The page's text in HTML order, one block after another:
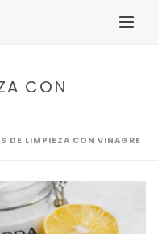
CON
DE LIMPIEZA CON VINAGRE